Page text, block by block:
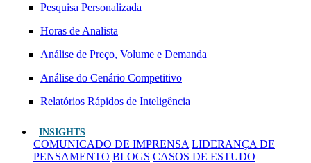
Pesquisa Personalizada
Horas de Analista
Análise de Preço, Volume e Demanda
Análise do Cenário Competitivo
Relatórios Rápidos de Inteligência
INSIGHTS
COMUNICADO DE IMPRENSA LIDERANÇA DE
PENSAMENTO BLOGS CASOS DE ESTUDO